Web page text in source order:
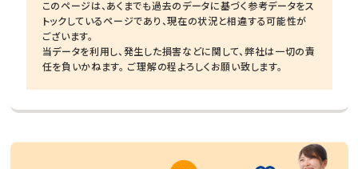
このページは、あくまでも過去のデータに基づく参考データをス
トックしているページであり、現在の状況と相違する可能性が
ございます。
当データを利用し、発生した損害などに関して、弊社は一切の責
任を負いかねます。 ご理解の程よろしくお願い致します。